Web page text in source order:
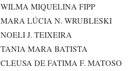
WILMA MIQUELINA FIPP
MARA LÚCIA N. WRUBLESKI
NOELI J. TEIXEIRA
TANIA MARA BATISTA
CLEUSA DE FATIMA F. MATOSO